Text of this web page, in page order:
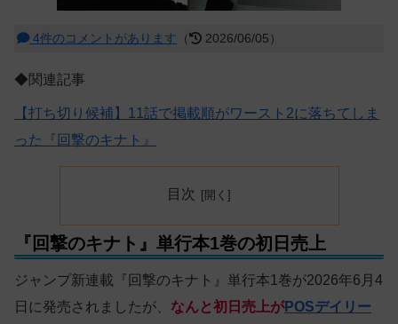
4件のコメントがあります （ 2026/06/05）
◆関連記事
【打ち切り候補】11話で掲載順がワースト2に落ちてしま
った『回撃のキナト』
目次
『回撃のキナト』単行本1巻の初日売上
ジャンプ新連載『回撃のキナト』単行本1巻が2026年6月4
日に発売されましたが、 なんと初日売上がPOSデイリー